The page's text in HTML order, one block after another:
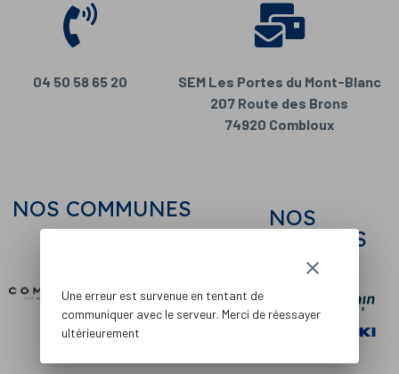
04 50 58 65 20
SEM Les Portes du Mont-Blanc
207 Route des Brons
74920 Combloux
NOS COMMUNES
NOS
PARTENAIRES
clear
Une erreur est survenue en tentant de
communiquer avec le serveur. Merci de réessayer
ultérieurement